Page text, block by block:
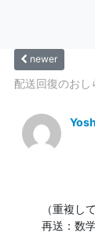
newer
配送回復のおし
（重複し
再送：数